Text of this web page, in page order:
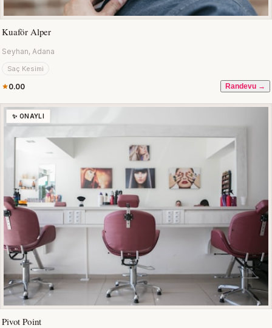
Kuaför Alper
Seyhan, Adana
Saç Kesimi
0.00 Randevu →
✨ ONAYLI
Pivot Point